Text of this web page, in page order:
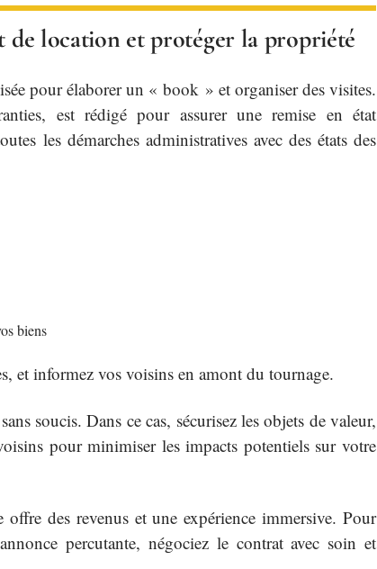
de location et protéger la propriété
pour élaborer un « book » et organiser des visites.
est rédigé pour assurer une remise en état
les démarches administratives avec des états des
biens
et informez vos voisins en amont du tournage.
soucis. Dans ce cas, sécurisez les objets de valeur,
pour minimiser les impacts potentiels sur votre
des revenus et une expérience immersive. Pour
percutante, négociez le contrat avec soin et